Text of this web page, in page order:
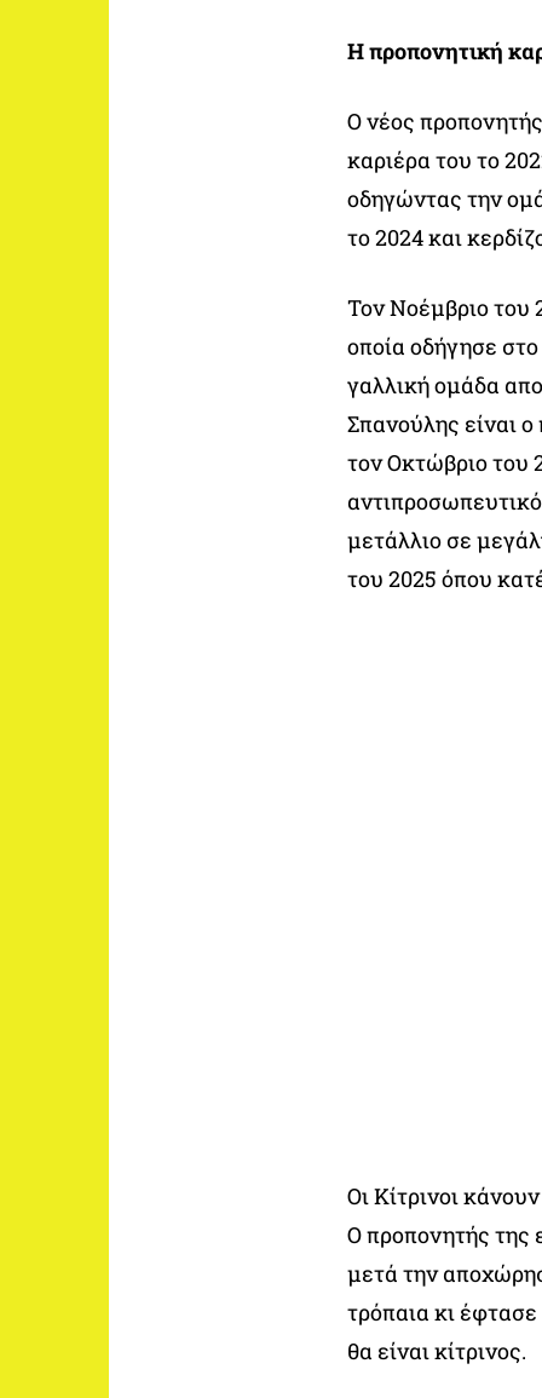
Η προπονητική
Ο νέος
καριέρα του το
οδηγώντας την
το 2024 και
Τον Νοέμβριο του
οποία οδήγησε
γαλλική ομάδα
Σπανούλης είναι
τον Οκτώβριο του
μετάλλιο σε
του 2025 όπου
Οι Κίτρινοι
Ο προπονητής της
μετά την
τρόπαια κι
θα είναι κίτρινος.